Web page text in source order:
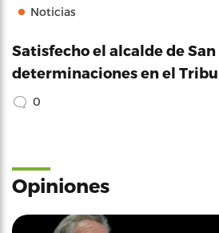
Noticias
Satisfecho el alcalde de
determinaciones en el
0
Opiniones